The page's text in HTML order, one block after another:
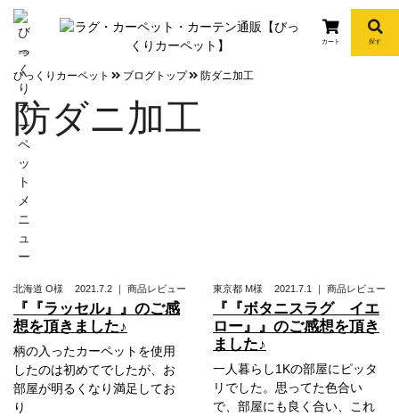
info
カート 探す
びっくりカーペット ブログトップ 防ダニ加工
防ダニ加工
北海道 O様 2021.7.2 ｜ 商品レビュー
『『ラッセル』』のご感
想を頂きました♪
柄の入ったカーペットを使用
したのは初めてでしたが、お
部屋が明るくなり満足してお
り
東京都 M様 2021.7.1 ｜ 商品レビュー
『『ボタニスラグ イエ
ロー』』のご感想を頂き
ました♪
一人暮らし1Kの部屋にピッタ
リでした。思ってた色合い
で、部屋にも良く合い、これ